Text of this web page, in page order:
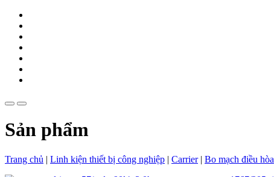
Sản phẩm
Trang chủ | Linh kiện thiết bị công nghiệp | Carrier| Bo mạch điều hòa